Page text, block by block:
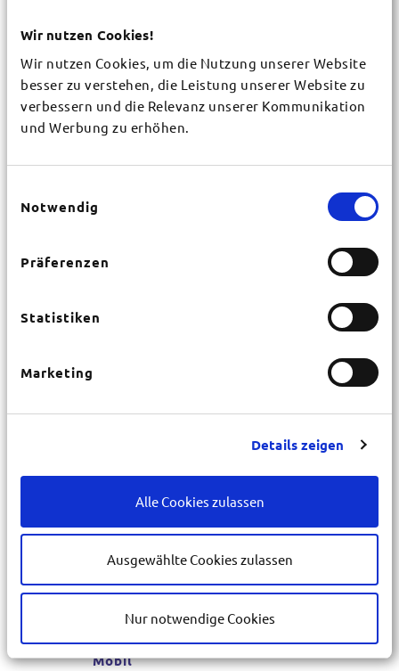
Wir nutzen Cookies!
Wir nutzen Cookies, um die Nutzung unserer Website
besser zu verstehen, die Leistung unserer Website zu
verbessern und die Relevanz unserer Kommunikation
und Werbung zu erhöhen.
Notwendig
Präferenzen
Statistiken
Marketing
Details zeigen
Alle Cookies zulassen
Ausgewählte Cookies zulassen
Nur notwendige Cookies
Gemeinde / Organisation
Vorname *
Nachname*
Telefon*
Mobil